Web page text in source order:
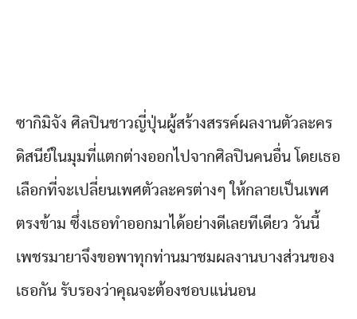
ซากิมิจัง ศิลปินชาวญี่ปุ่นผู้สร้างสรรค์ผลงานตัวละคร
ดิสนีย์ในมุมที่แตกต่างออกไปจากศิลปินคนอื่น โดยเธอ
เลือกที่จะเปลี่ยนเพศตัวละครต่างๆ ให้กลายเป็นเพศ
ตรงข้าม ซึ่งเธอทำออกมาได้อย่างดีเลยทีเดียว วันนี้
เพชรมายาจึงขอพาทุกท่านมาชมผลงานบางส่วนของ
เธอกัน รับรองว่าคุณจะต้องชอบแน่นอน